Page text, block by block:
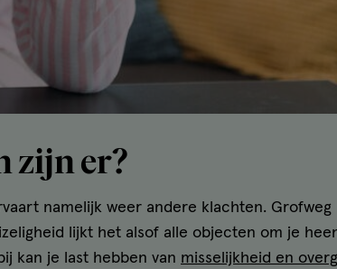
zijn er?
namelijk weer andere klachten. Grofweg
lijkt het alsof alle objecten om je
kan je last hebben van misselijkheid en